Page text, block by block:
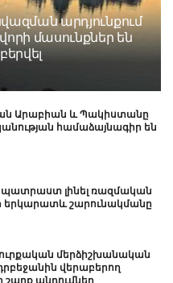
արդյունքում
մասունքներ են
Արաբիան և Պակիստանը
համաձայնագիր են
պատրաստ լինել ռազմական
երկարատև շարունակմանը
մերձիշխանական
վերաբերող
պնդումներ